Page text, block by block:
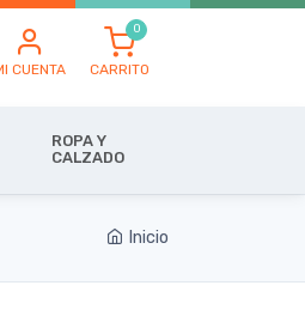
CUENTA CARRITO
ROPA Y
CALZADO
Inicio